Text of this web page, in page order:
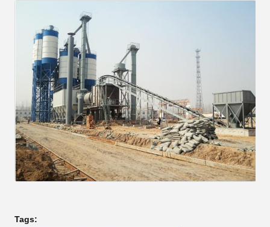
Tags: